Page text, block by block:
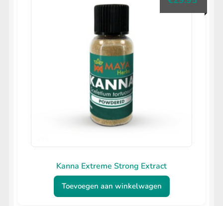
Kanna Extreme Strong Extract
Toevoegen aan winkelwagen